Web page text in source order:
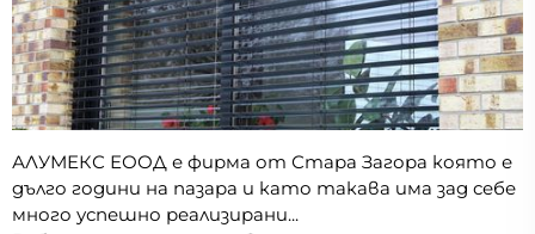
АЛУМЕКС ЕООД е фирма от Стара Загора която е
дълго години на пазара и като такава има зад себе
много успешно реализирани...